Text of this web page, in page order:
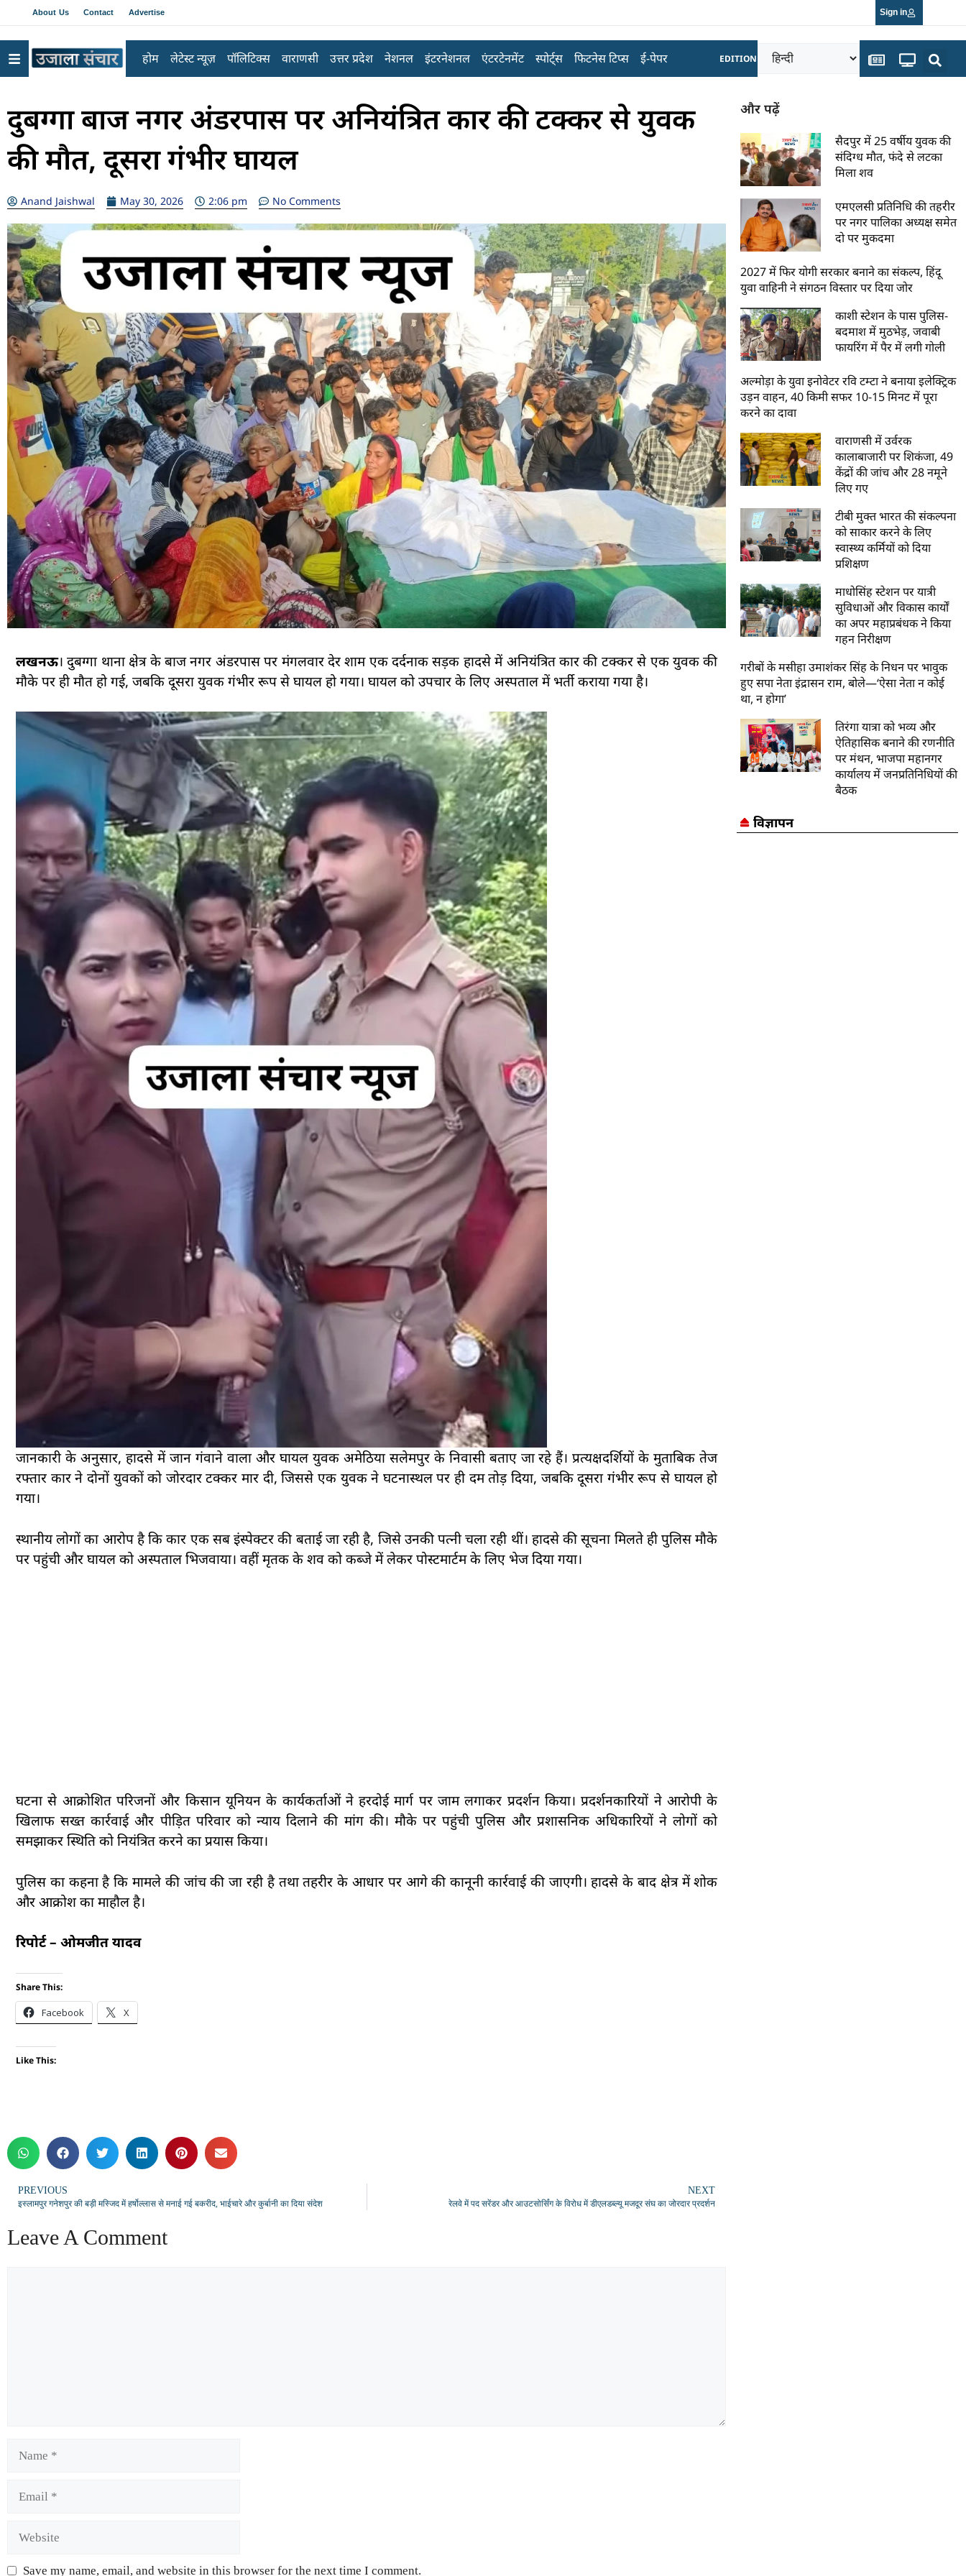
About Us Contact Advertise Sign in
होम लेटेस्ट न्यूज़ पॉलिटिक्स वाराणसी उत्तर प्रदेश नेशनल इंटरनेशनल एंटरटेनमेंट स्पोर्ट्स फिटनेस टिप्स ई-पेपर EDITION
दुबग्गा बाज नगर अंडरपास पर अनियंत्रित कार की टक्कर से युवक
की मौत, दूसरा गंभीर घायल
Anand Jaishwal May 30, 2026 2:06 pm No Comments
लखनऊ। दुबग्गा थाना क्षेत्र के बाज नगर अंडरपास पर मंगलवार देर शाम एक दर्दनाक सड़क हादसे में अनियंत्रित कार की टक्कर से एक युवक की
मौके पर ही मौत हो गई, जबकि दूसरा युवक गंभीर रूप से घायल हो गया। घायल को उपचार के लिए अस्पताल में भर्ती कराया गया है।
जानकारी के अनुसार, हादसे में जान गंवाने वाला और घायल युवक अमेठिया सलेमपुर के निवासी बताए जा रहे हैं। प्रत्यक्षदर्शियों के मुताबिक तेज
रफ्तार कार ने दोनों युवकों को जोरदार टक्कर मार दी, जिससे एक युवक ने घटनास्थल पर ही दम तोड़ दिया, जबकि दूसरा गंभीर रूप से घायल हो
गया।
स्थानीय लोगों का आरोप है कि कार एक सब इंस्पेक्टर की बताई जा रही है, जिसे उनकी पत्नी चला रही थीं। हादसे की सूचना मिलते ही पुलिस मौके
पर पहुंची और घायल को अस्पताल भिजवाया। वहीं मृतक के शव को कब्जे में लेकर पोस्टमार्टम के लिए भेज दिया गया।
घटना से आक्रोशित परिजनों और किसान यूनियन के कार्यकर्ताओं ने हरदोई मार्ग पर जाम लगाकर प्रदर्शन किया। प्रदर्शनकारियों ने आरोपी के
खिलाफ सख्त कार्रवाई और पीड़ित परिवार को न्याय दिलाने की मांग की। मौके पर पहुंची पुलिस और प्रशासनिक अधिकारियों ने लोगों को
समझाकर स्थिति को नियंत्रित करने का प्रयास किया।
पुलिस का कहना है कि मामले की जांच की जा रही है तथा तहरीर के आधार पर आगे की कानूनी कार्रवाई की जाएगी। हादसे के बाद क्षेत्र में शोक
और आक्रोश का माहौल है।
रिपोर्ट – ओमजीत यादव
Share This:
Facebook X
Like This:
PREVIOUS
इस्लामपुर गनेशपुर की बड़ी मस्जिद में हर्षोल्लास से मनाई गई बकरीद, भाईचारे और कुर्बानी का दिया संदेश
NEXT
रेलवे में पद सरेंडर और आउटसोर्सिंग के विरोध में डीएलडब्ल्यू मजदूर संघ का जोरदार प्रदर्शन
Leave A Comment
Save my name, email, and website in this browser for the next time I comment.
और पढ़ें
सैदपुर में 25 वर्षीय युवक की
संदिग्ध मौत, फंदे से लटका
मिला शव
एमएलसी प्रतिनिधि की तहरीर
पर नगर पालिका अध्यक्ष समेत
दो पर मुकदमा
2027 में फिर योगी सरकार बनाने का संकल्प, हिंदू
युवा वाहिनी ने संगठन विस्तार पर दिया जोर
काशी स्टेशन के पास पुलिस-
बदमाश में मुठभेड़, जवाबी
फायरिंग में पैर में लगी गोली
अल्मोड़ा के युवा इनोवेटर रवि टम्टा ने बनाया इलेक्ट्रिक
उड़न वाहन, 40 किमी सफर 10-15 मिनट में पूरा
करने का दावा
वाराणसी में उर्वरक
कालाबाजारी पर शिकंजा, 49
केंद्रों की जांच और 28 नमूने
लिए गए
टीबी मुक्त भारत की संकल्पना
को साकार करने के लिए
स्वास्थ्य कर्मियों को दिया
प्रशिक्षण
माधोसिंह स्टेशन पर यात्री
सुविधाओं और विकास कार्यों
का अपर महाप्रबंधक ने किया
गहन निरीक्षण
गरीबों के मसीहा उमाशंकर सिंह के निधन पर भावुक
हुए सपा नेता इंद्रासन राम, बोले—‘ऐसा नेता न कोई
था, न होगा’
तिरंगा यात्रा को भव्य और
ऐतिहासिक बनाने की रणनीति
पर मंथन, भाजपा महानगर
कार्यालय में जनप्रतिनिधियों की
बैठक
विज्ञापन